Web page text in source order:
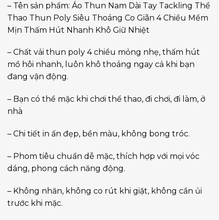
– Tên sản phẩm: Áo Thun Nam Dài Tay Tackling Thể
Thao Thun Poly Siêu Thoáng Co Giãn 4 Chiều Mềm
Mịn Thấm Hút Nhanh Khô Giữ Nhiệt
– Chất vải thun poly 4 chiều mỏng nhẹ, thấm hút
mồ hôi nhanh, luôn khô thoáng ngay cả khi bạn
đang vận động.
– Bạn có thể mặc khi chơi thể thao, đi chơi, đi làm, ở
nhà
– Chi tiết in ấn đẹp, bền màu, không bong tróc.
– Phom tiêu chuẩn dễ mặc, thích hợp với mọi vóc
dáng, phong cách năng động.
– Không nhăn, không co rút khi giặt, không cần ủi
trước khi mặc.